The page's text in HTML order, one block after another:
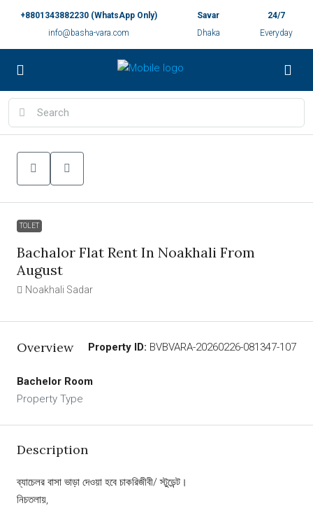
+8801343882230 (WhatsApp Only)
info@basha-vara.com
Savar
Dhaka
24/7
Everyday
TOLET
Bachalor Flat Rent In Noakhali From
August
Noakhali Sadar
Overview Property ID: BVBVARA-20260226-081347-107
Bachelor Room
Property Type
Description
ব্যাচেলর বাসা ভাড়া দেওয়া হবে চাকরিজীবী/ স্টুডেন্ট।
নিচতলায়,